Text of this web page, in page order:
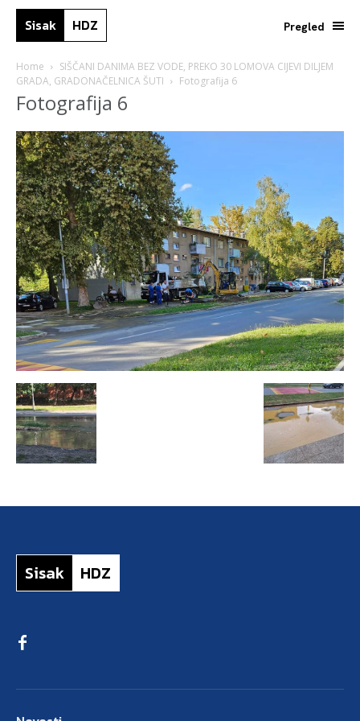
Sisak HDZ Pregled
Home
SIŠČANI DANIMA BEZ VODE, PREKO 30 LOMOVA CIJEVI DILJEM
GRADA, GRADONAČELNICA ŠUTI
Fotografija 6
Fotografija 6
Sisak HDZ